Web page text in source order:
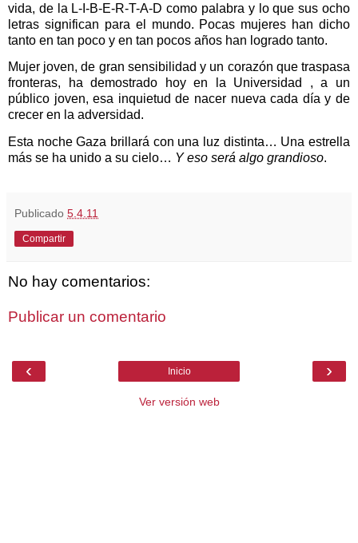
vida, de la L-I-B-E-R-T-A-D como palabra y lo que sus ocho
letras significan para el mundo. Pocas mujeres han dicho
tanto en tan poco y en tan pocos años han logrado tanto.
Mujer joven, de gran sensibilidad y un corazón que traspasa
fronteras, ha demostrado hoy en la Universidad , a un
público joven, esa inquietud de nacer nueva cada día y de
crecer en la adversidad.
Esta noche Gaza brillará con una luz distinta… Una estrella
más se ha unido a su cielo… Y eso será algo grandioso.
Publicado 5.4.11
Compartir
No hay comentarios:
Publicar un comentario
‹ ›
Inicio
Ver versión web